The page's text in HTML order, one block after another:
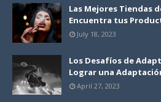
Las Mejores Tiendas
Encuentra tus
July 18, 2023
Los Desafíos de
Lograr una
April 27, 2023